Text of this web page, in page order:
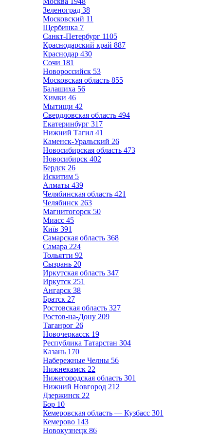
Зеленоград 38
Московский 11
Щербинка 7
Санкт-Петербург 1105
Краснодарский край 887
Краснодар 430
Сочи 181
Новороссийск 53
Московская область 855
Балашиха 56
Химки 46
Мытищи 42
Свердловская область 494
Екатеринбург 317
Нижний Тагил 41
Каменск-Уральский 26
Новосибирская область 473
Новосибирск 402
Бердск 26
Искитим 5
Алматы 439
Челябинская область 421
Челябинск 263
Магнитогорск 50
Миасс 45
Київ 391
Самарская область 368
Самара 224
Тольятти 92
Сызрань 20
Иркутская область 347
Иркутск 251
Ангарск 38
Братск 27
Ростовская область 327
Ростов-на-Дону 209
Таганрог 26
Новочеркасск 19
Республика Татарстан 304
Казань 170
Набережные Челны 56
Нижнекамск 22
Нижегородская область 301
Нижний Новгород 212
Дзержинск 22
Бор 10
Кемеровская область — Кузбасс 301
Кемерово 143
Новокузнецк 86